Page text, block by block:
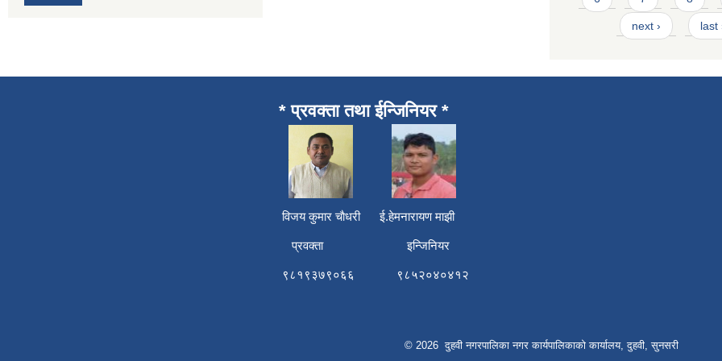
next › last
* प्रवक्ता तथा ईन्जिनियर *
विजय कुमार चाैधरी ई.हेमनारायण माझी
प्रवक्ता इन्जिनियर
९८१९३७९०६६ ९८५२०४०४१२
© 2026 दुहवी नगरपालिका नगर कार्यपालिकाको कार्यालय, दुहवी, सुनसरी